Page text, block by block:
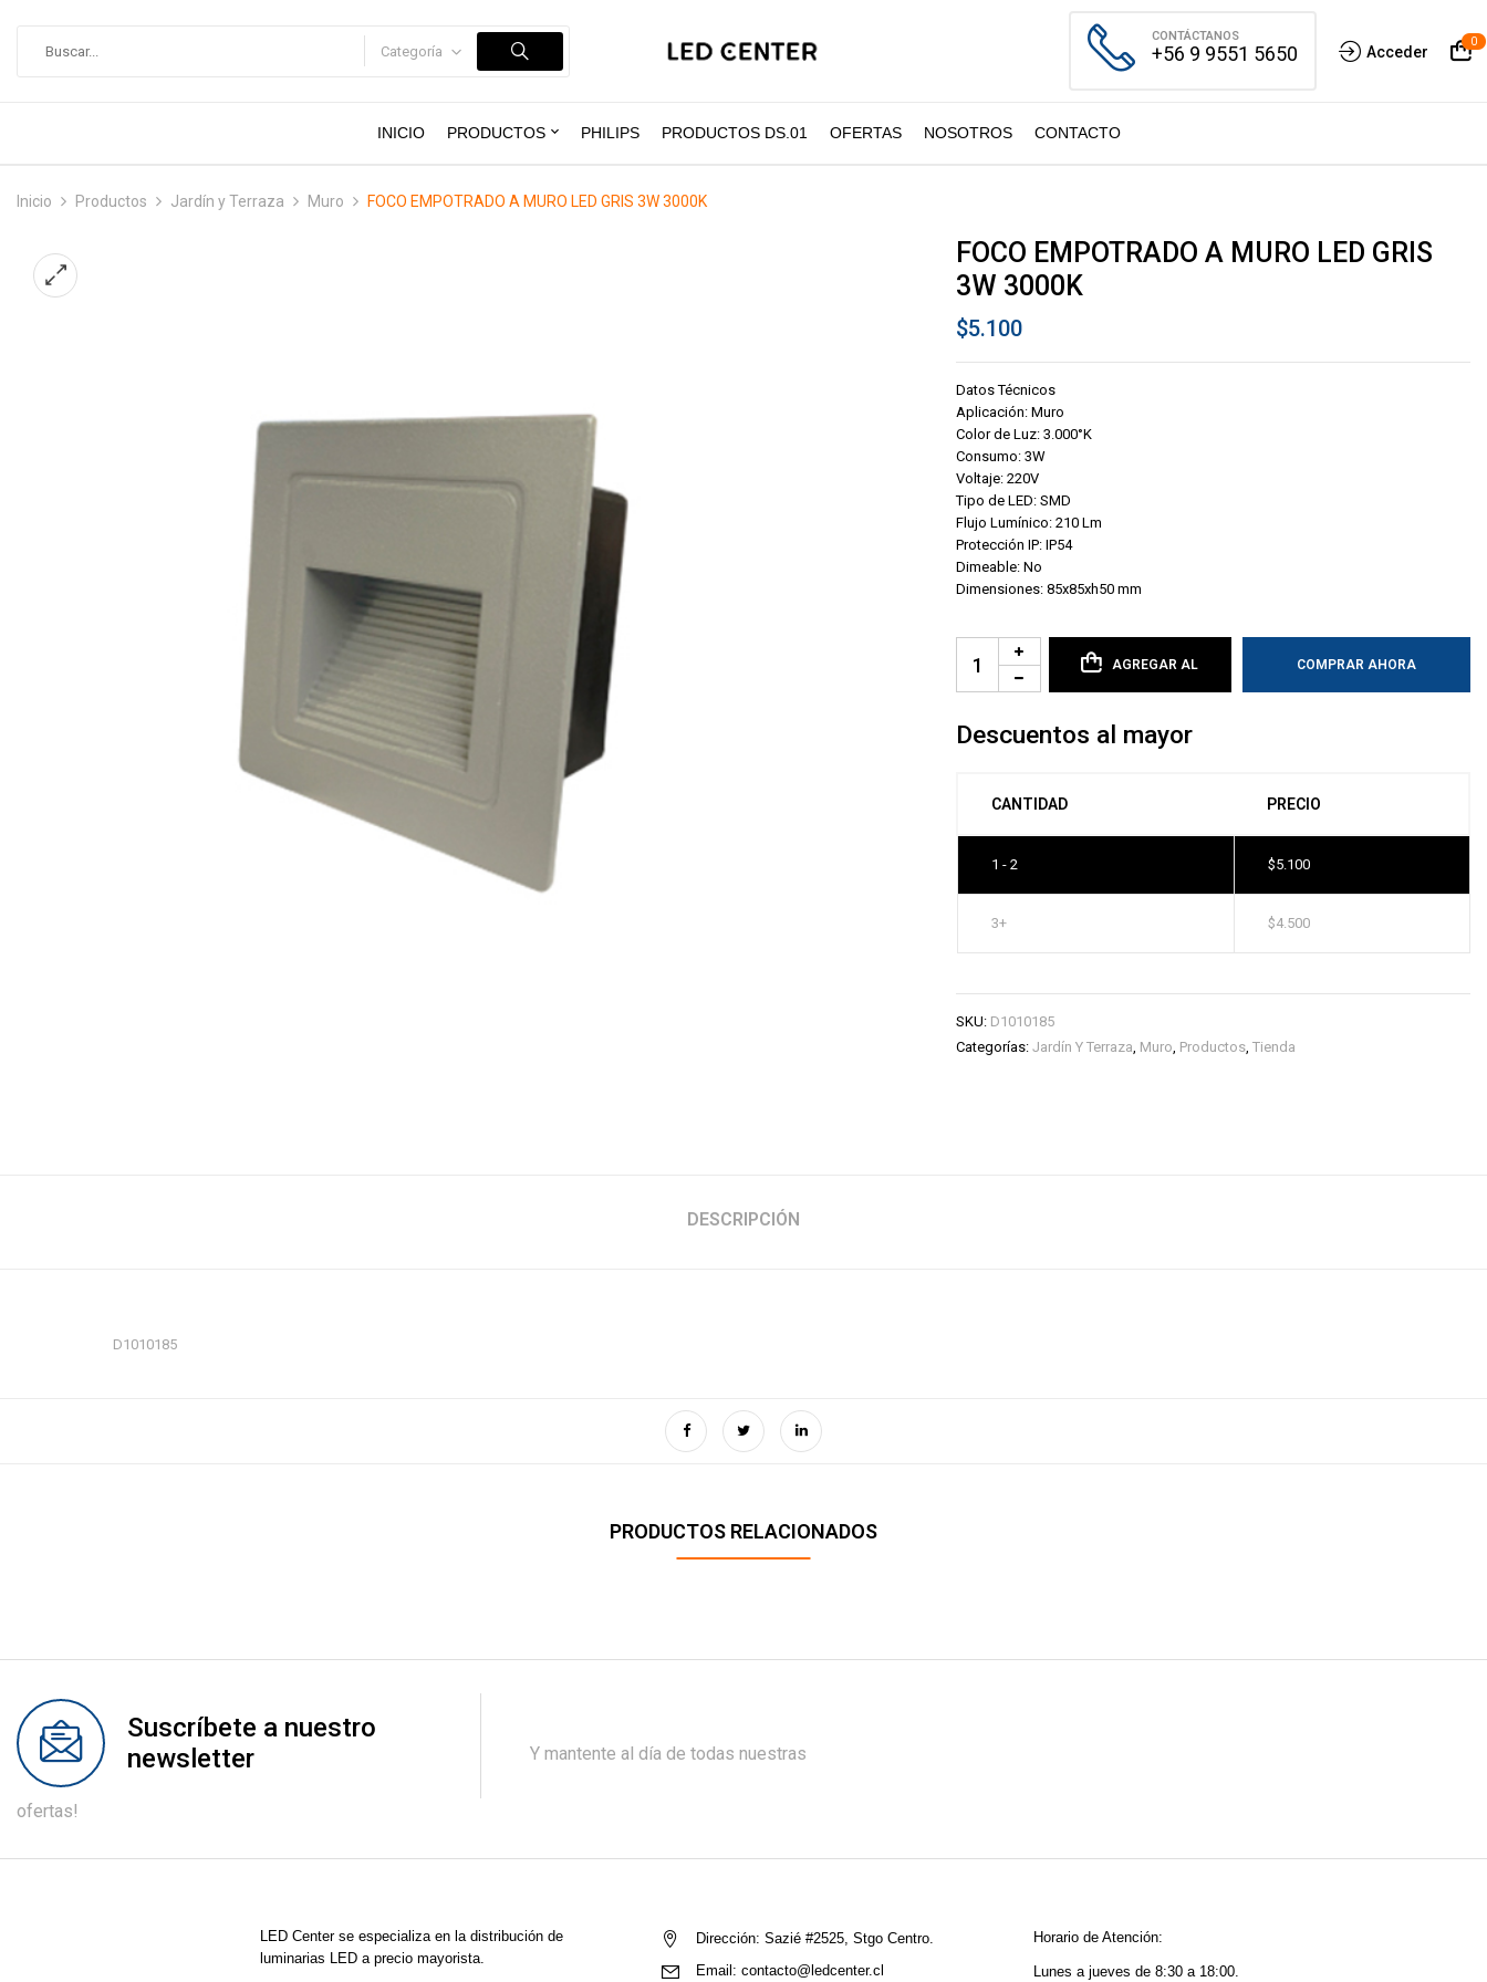
Categoría
CONTÁCTANOS
+56 9 9551 5650 Acceder
0
INICIO PRODUCTOS PHILIPS PRODUCTOS DS.01 OFERTAS NOSOTROS CONTACTO
Inicio Productos Jardín y Terraza Muro FOCO EMPOTRADO A MURO LED GRIS 3W 3000K
FOCO EMPOTRADO A MURO LED GRIS
3W 3000K
$5.100
Datos Técnicos
Aplicación: Muro
Color de Luz: 3.000°K
Consumo: 3W
Voltaje: 220V
Tipo de LED: SMD
Flujo Lumínico: 210 Lm
Protección IP: IP54
Dimeable: No
Dimensiones: 85x85xh50 mm
AGREGAR AL COMPRAR AHORA
Descuentos al mayor
CANTIDAD PRECIO
1 - 2 $5.100
3+ $4.500
SKU: D1010185
Categorías: Jardín Y Terraza, Muro, Productos, Tienda
DESCRIPCIÓN
D1010185
PRODUCTOS RELACIONADOS
Suscríbete a nuestro
newsletter
Y mantente al día de todas nuestras
ofertas!
LED Centerse especializa en la distribución de
luminarias LED a precio mayorista.
Dirección: Sazié #2525, Stgo Centro.
Email: contacto@ledcenter.cl
Horario de Atención:
Lunes a jueves de 8:30 a 18:00.